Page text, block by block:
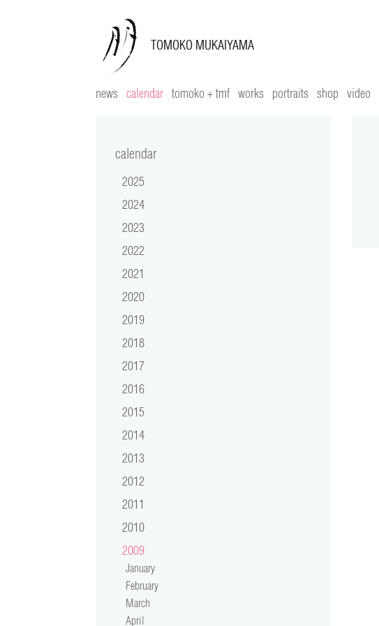
news calendar tomoko + tmf works portraits shop video
calendar
2025
2024
2023
2022
2021
2020
2019
2018
2017
2016
2015
2014
2013
2012
2011
2010
2009
January
February
March
April